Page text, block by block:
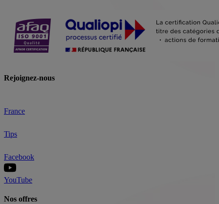
Rejoignez-nous
France
Tips
Facebook
YouTube
Nos offres